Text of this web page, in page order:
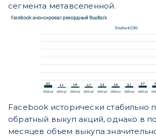
сегмента метавселенной.
Facebook исторически стабильно
обратный выкуп акций, однако в
месяцев объем выкупа